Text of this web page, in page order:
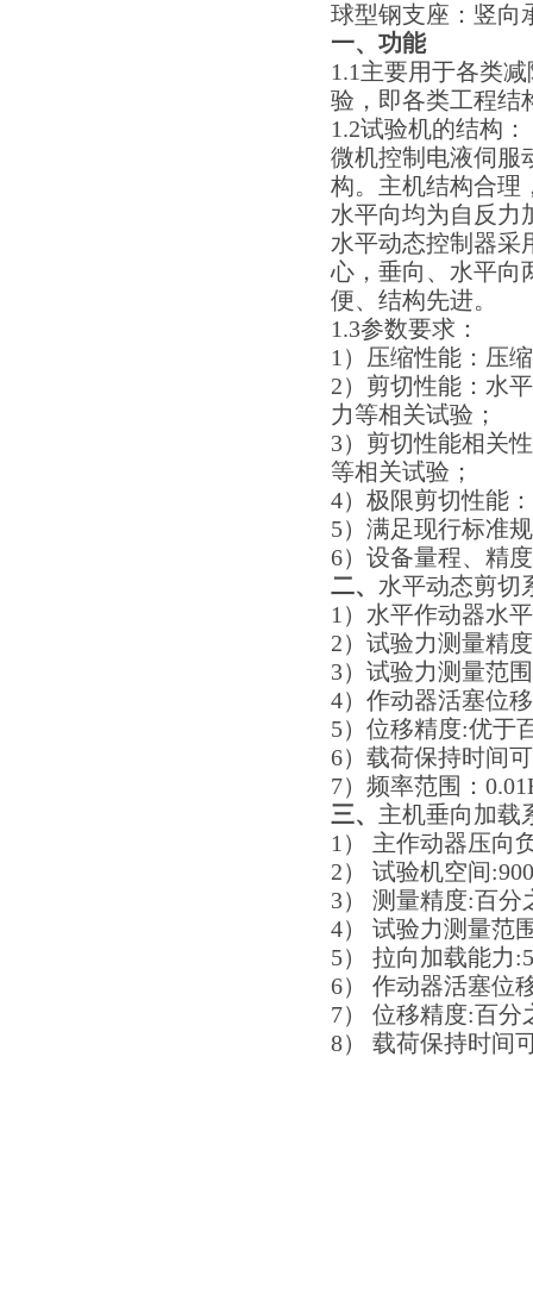
球型钢支座：竖向
一、功能
1.1主要用于各类
验，即各类工程结
1.2试验机的结构：
微机控制电液伺服
构。主机结构合理
水平向均为自反力
水平动态控制器采
心，垂向、水平向
便、结构先进。
1.3参数要求：
1）压缩性能：压
2）剪切性能：水
力等相关试验；
3）剪切性能相关
等相关试验；
4）极限剪切性能
5）满足现行标准
6）设备量程、精
二、 水平动态剪切
1）水平作动器水
2）试验力测量精
3）试验力测量范
4）作动器活塞位
5）位移精度:优于
6）载荷保持时间
7）频率范围：
三、 主机垂向加载
1） 主作动器压向
2） 试验机空间
3） 测量精度:百分
4） 试验力测量范
5） 拉向加载能力
6） 作动器活塞位
7） 位移精度:百分
8） 载荷保持时间